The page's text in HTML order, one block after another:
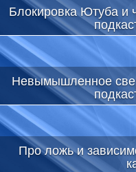
Блокировка Ютуба и
Невымышленное
Про ложь и